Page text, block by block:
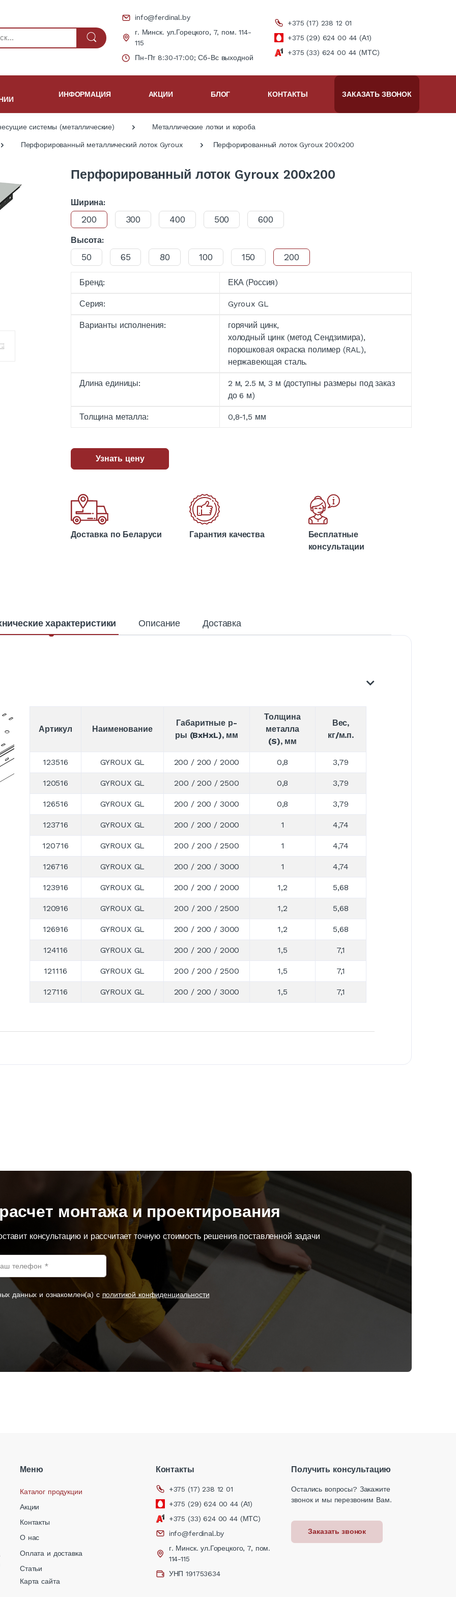
info@ferdinal.by
г. Минск. ул.Горецкого, 7, пом. 114-
115
Пн-Пт 8:30-17:00; Сб-Вс выходной
+375 (17) 238 12 01
+375 (29) 624 00 44 (А1)
+375 (33) 624 00 44 (МТС)
ИНФОРМАЦИЯ АКЦИИ БЛОГ КОНТАКТЫ ЗАКАЗАТЬ ЗВОНОК
системы (металлические) Металлические лотки и короба
Перфорированный металлический лоток Gyroux Перфорированный лоток Gyroux 200x200
Перфорированный лоток Gyroux 200x200
Ширина:
200 300 400 500 600
Высота:
50 65 80 100 150 200
Бренд: ЕКА (Россия)
Серия: Gyroux GL
Варианты исполнения:
горячий цинк,
холодный цинк (метод Сендзимира),
порошковая окраска полимер (RAL),
нержавеющая сталь.
Длина единицы:
2 м, 2.5 м, 3 м (доступны размеры под заказ
до 6 м)
Толщина металла: 0,8-1,5 мм
Узнать цену
Доставка по Беларуси Гарантия качества
Бесплатные
консультации
характеристики Описание Доставка
Артикул Наименование
Габаритные р-
ры (BxHxL), мм
Толщина
металла
(S), мм
Вес,
кг/м.п.
123516 GYROUX GL 200 / 200 / 2000 0,8 3,79
120516 GYROUX GL 200 / 200 / 2500 0,8 3,79
126516 GYROUX GL 200 / 200 / 3000 0,8 3,79
123716 GYROUX GL 200 / 200 / 2000 1 4,74
120716 GYROUX GL 200 / 200 / 2500 1 4,74
126716 GYROUX GL 200 / 200 / 3000 1 4,74
123916 GYROUX GL 200 / 200 / 2000 1,2 5,68
120916 GYROUX GL 200 / 200 / 2500 1,2 5,68
126916 GYROUX GL 200 / 200 / 3000 1,2 5,68
124116 GYROUX GL 200 / 200 / 2000 1,5 7,1
121116 GYROUX GL 200 / 200 / 2500 1,5 7,1
127116 GYROUX GL 200 / 200 / 3000 1,5 7,1
монтажа и проектирования
консультацию и рассчитает точную стоимость решения поставленной задачи
данных и ознакомлен(а) с политикой конфиденциальности
Меню
Каталог продукции
Акции
Контакты
О нас
Оплата и доставка
Статьи
Карта сайта
Контакты
+375 (17) 238 12 01
+375 (29) 624 00 44 (А1)
+375 (33) 624 00 44 (МТС)
info@ferdinal.by
г. Минск. ул.Горецкого, 7, пом.
114-115
УНП 191753634
Получить консультацию
Остались вопросы? Закажите
звонок и мы перезвоним Вам.
Заказать звонок